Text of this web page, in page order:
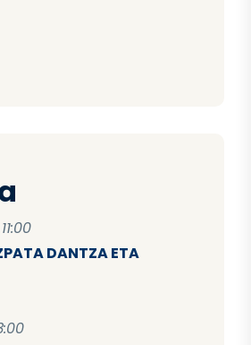
DANTZA ETA